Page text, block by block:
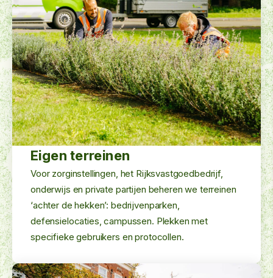
Eigen terreinen
Voor zorginstellingen, het Rijksvastgoedbedrijf,
onderwijs en private partijen beheren we terreinen
‘achter de hekken’: bedrijvenparken,
defensielocaties, campussen. Plekken met
specifieke gebruikers en protocollen.